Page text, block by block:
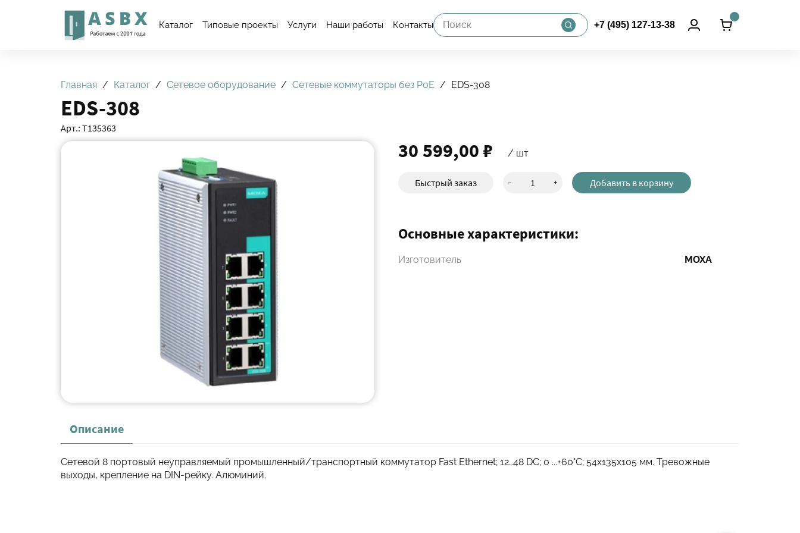
Каталог Типовые проекты Услуги Наши работы Контакты +7 (495) 127-13-38
Главная Каталог Сетевое оборудование Сетевые коммутаторы без PoE EDS-308
EDS-308
Арт.: Т135363
30 599,00 ₽ / шт
Быстрый заказ - + Добавить в корзину
Основные характеристики:
Изготовитель MOXA
Описание
Сетевой 8 портовый неуправляемый промышленный/транспортный коммутатор Fast Ethernet; 12…48 DC; 0 ...+60°С; 54х135х105 мм. Тревожные
выходы, крепление на DIN-рейку. Алюминий.